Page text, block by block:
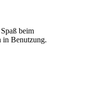
beim
in Benutzung.